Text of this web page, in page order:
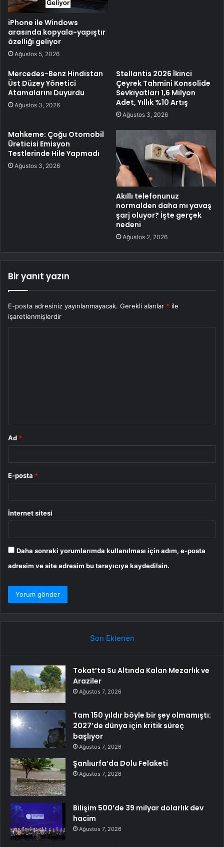
iPhone ile Windows
arasında kopyala-yapıştır
özelliği geliyor
Ağustos 5, 2026
Mercedes-Benz Hindistan
Üst Düzey Yönetici
Atamalarını Duyurdu
Ağustos 3, 2026
Stellantis 2026 İkinci
Çeyrek Tahmini Konsolide
Sevkiyatları 1,6 Milyon
Adet, Yıllık %10 Artış
Ağustos 3, 2026
Mahkeme: Çoğu Otomobil
Üreticisi Emisyon
Testlerinde Hile Yapmadı
Ağustos 3, 2026
Akıllı telefonunuz
normalden daha mı yavaş
şarj oluyor? İşte gerçek
nedeni
Ağustos 2, 2026
Bir yanıt yazın
E-posta adresiniz yayınlanmayacak. Gerekli alanlar * ile
işaretlenmişlerdir
Ad *
E-posta *
İnternet sitesi
Daha sonraki yorumlarımda kullanılması için adım, e-posta
adresim ve site adresim bu tarayıcıya kaydedilsin.
Son Eklenen
Tokat’ta Su Altında Kalan Mezarlık ve
Araziler
Ağustos 7, 2026
Tam 150 yıldır böyle bir şey olmamıştı:
2027’de dünya için kritik süreç
başlıyor
Ağustos 7, 2026
Şanlıurfa’da Dolu Felaketi
Ağustos 7, 2026
Bilişim 500’de 39 milyar dolarlık dev
hacim
Ağustos 7, 2026